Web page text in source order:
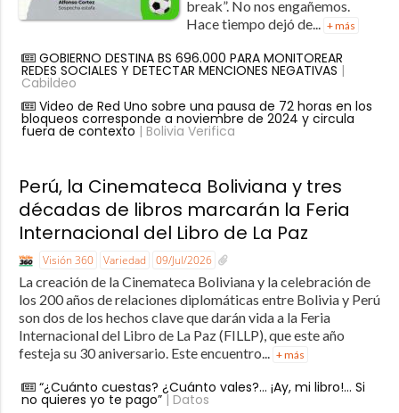
break”. No nos engañemos.
Hace tiempo dejó de... + más
GOBIERNO DESTINA BS 696.000 PARA MONITOREAR
REDES SOCIALES Y DETECTAR MENCIONES NEGATIVAS |
Cabildeo
Video de Red Uno sobre una pausa de 72 horas en los
bloqueos corresponde a noviembre de 2024 y circula
fuera de contexto | Bolivia Verifica
Perú, la Cinemateca Boliviana y tres
décadas de libros marcarán la Feria
Internacional del Libro de La Paz
Visión 360 Variedad 09/Jul/2026
La creación de la Cinemateca Boliviana y la celebración de
los 200 años de relaciones diplomáticas entre Bolivia y Perú
son dos de los hechos clave que darán vida a la Feria
Internacional del Libro de La Paz (FILLP), que este año
festeja su 30 aniversario. Este encuentro... + más
“¿Cuánto cuestas? ¿Cuánto vales?… ¡Ay, mi libro!… Si
no quieres yo te pago”| Datos